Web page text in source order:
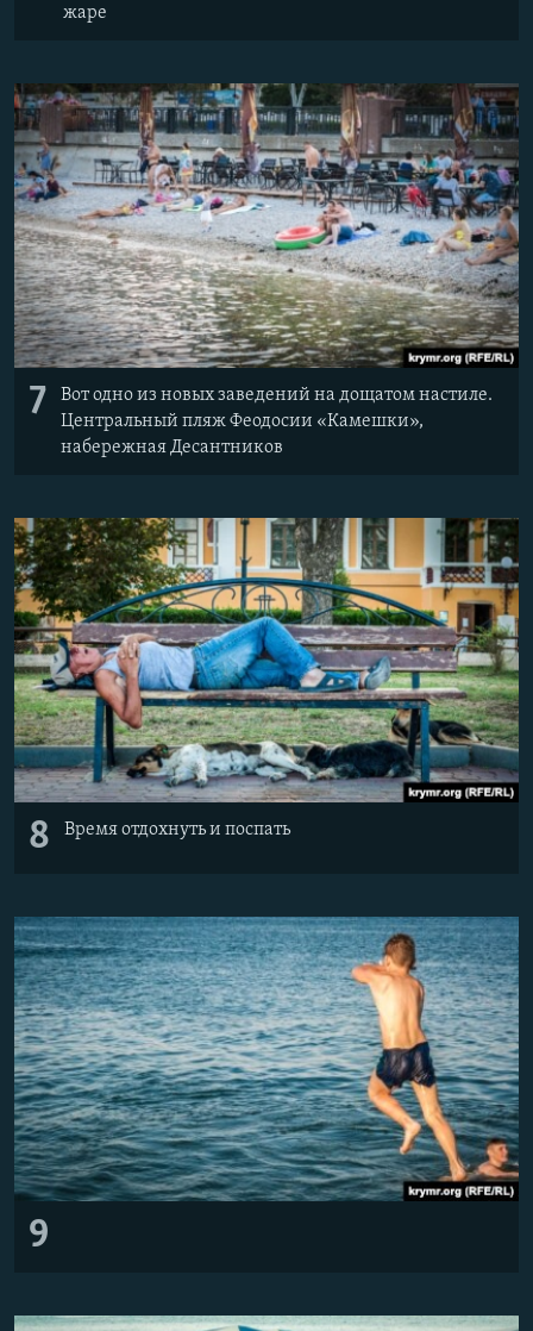
жаре
7
Вот одно из новых заведений на дощатом настиле.
Центральный пляж Феодосии «Камешки»,
набережная Десантников
8 Время отдохнуть и поспать
9